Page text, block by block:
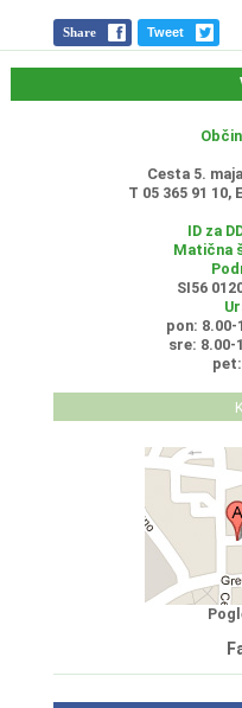
Share Tweet
Cesta 5.
T 05 365 91 10, E
ID za
Matična
SI56
pon: 8.00-
sre: 8.00-